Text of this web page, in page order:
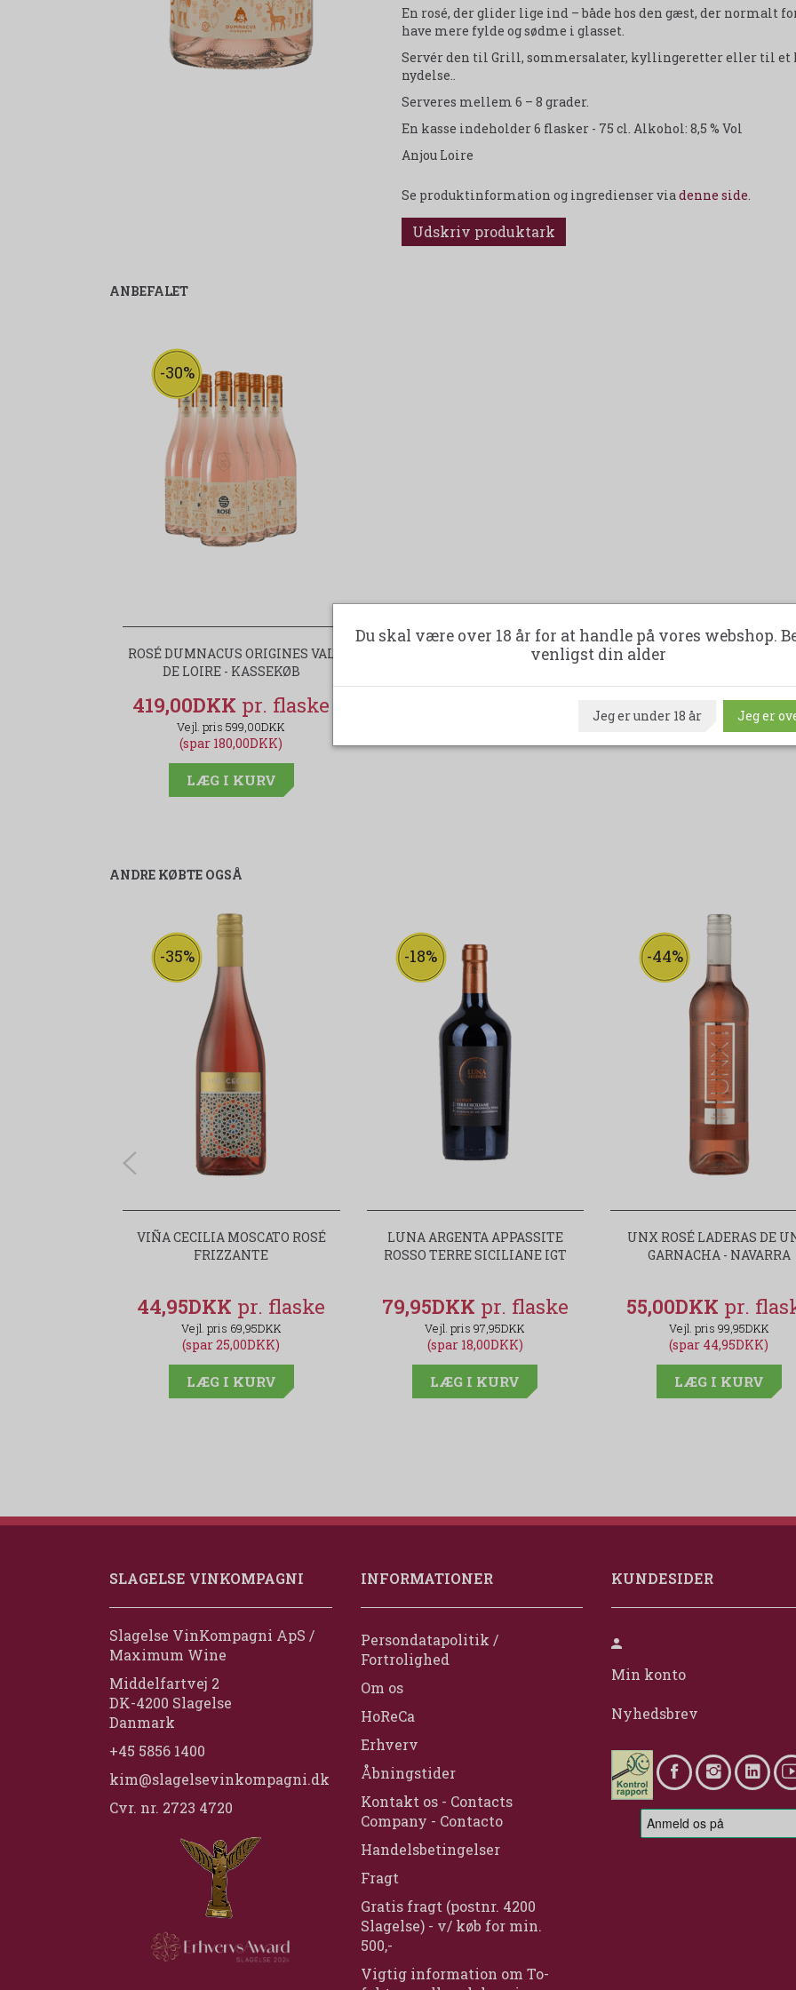
En rosé, der glider lige ind – både hos den gæst, der normalt
have mere fylde og sødme i glasset.
Servér den til Grill, sommersalater, kyllingeretter eller til
nydelse..
Serveres mellem 6 – 8 grader.
En kasse indeholder 6 flasker - 75 cl. Alkohol: 8,5 % Vol
Anjou Loire
Se produktinformation og ingredienser viadenne side.
Udskriv produktark
ANBEFALET
-30%
ROSÉ DUMNACUS ORIGINES VAL
DE LOIRE - KASSEKØB
419,00DKK
599,00DKK
(spar 180,00DKK)
LÆG I KURV
ANDRE KØBTE OGSÅ
-35%
VIÑA CECILIA MOSCATO ROSÉ
FRIZZANTE
44,95DKK
69,95DKK
(spar 25,00DKK)
LÆG I KURV
-18%
LUNA ARGENTA APPASSITE
ROSSO TERRE SICILIANE IGT
79,95DKK
97,95DKK
(spar 18,00DKK)
LÆG I KURV
-44%
UNX ROSÉ LADERAS DE
GARNACHA - NAVARRA
55,00DKK
99,95DKK
(spar 44,95DKK)
LÆG I KURV
SLAGELSE VINKOMPAGNI
Slagelse VinKompagni ApS /
Maximum Wine
Middelfartvej 2
DK-4200 Slagelse
Danmark
+45 5856 1400
kim@slagelsevinkompagni.dk
Cvr. nr. 2723 4720
INFORMATIONER
Persondatapolitik /
Fortrolighed
Om os
HoReCa
Erhverv
Åbningstider
Kontakt os - Contacts
Company - Contacto
Handelsbetingelser
Fragt
Gratis fragt (postnr. 4200
Slagelse) - v/ køb for min.
500,-
Vigtig information om To-
KUNDESIDER
Min konto
Nyhedsbrev
Du skal være over 18 år for at handle på vores webshop.
venligst din alder
Jeg er under 18 år Jeg er